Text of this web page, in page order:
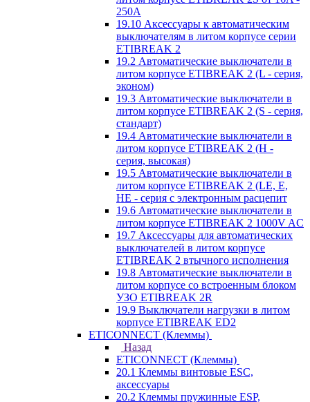
250A
19.10 Аксессуары к автоматическим
выключателям в литом корпусе серии
ETIBREAK 2
19.2 Автоматические выключатели в
литом корпусе ETIBREAK 2 (L - серия,
эконом)
19.3 Автоматические выключатели в
литом корпусе ETIBREAK 2 (S - серия,
стандарт)
19.4 Автоматические выключатели в
литом корпусе ETIBREAK 2 (H -
серия, высокая)
19.5 Автоматические выключатели в
литом корпусе ETIBREAK 2 (LE, E,
HE - серия с электронным расцепит
19.6 Автоматические выключатели в
литом корпусе ETIBREAK 2 1000V AC
19.7 Аксессуары для автоматических
выключателей в литом корпусе
ETIBREAK 2 втычного исполнения
19.8 Автоматические выключатели в
литом корпусе со встроенным блоком
УЗО ETIBREAK 2R
19.9 Выключатели нагрузки в литом
корпусе ETIBREAK ED2
ETICONNECT (Клеммы)
Назад
ETICONNECT (Клеммы)
20.1 Клеммы винтовые ESC,
аксессуары
20.2 Клеммы пружинные ESP,